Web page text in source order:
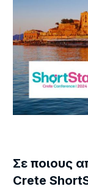
Σε ποιους
Crete